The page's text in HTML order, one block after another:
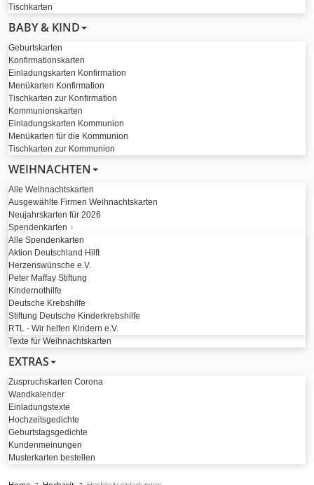
Tischkarten
BABY & KIND
Geburtskarten
Konfirmationskarten
Einladungskarten Konfirmation
Menükarten Konfirmation
Tischkarten zur Konfirmation
Kommunionskarten
Einladungskarten Kommunion
Menükarten für die Kommunion
Tischkarten zur Kommunion
WEIHNACHTEN
Alle Weihnachtskarten
Ausgewählte Firmen Weihnachtskarten
Neujahrskarten für 2026
Spendenkarten
Alle Spendenkarten
Aktion Deutschland Hilft
Herzenswünsche e.V.
Peter Maffay Stiftung
Kindernothilfe
Deutsche Krebshilfe
Stiftung Deutsche Kinderkrebshilfe
RTL - Wir helfen Kindern e.V.
Texte für Weihnachtskarten
EXTRAS
Zuspruchskarten Corona
Wandkalender
Einladungstexte
Hochzeitsgedichte
Geburtstagsgedichte
Kundenmeinungen
Musterkarten bestellen